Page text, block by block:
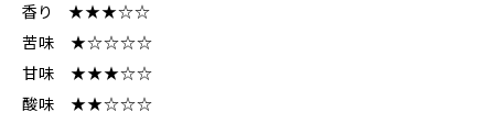
香り ★★★☆☆
苦味 ★☆☆☆☆
甘味 ★★★☆☆
酸味 ★★☆☆☆